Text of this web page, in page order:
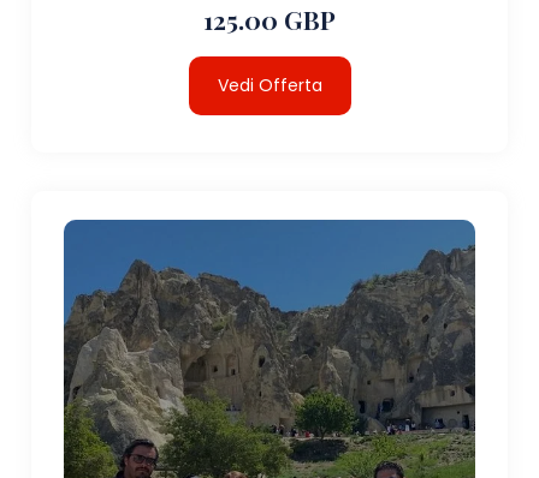
125.00 GBP
Vedi Offerta